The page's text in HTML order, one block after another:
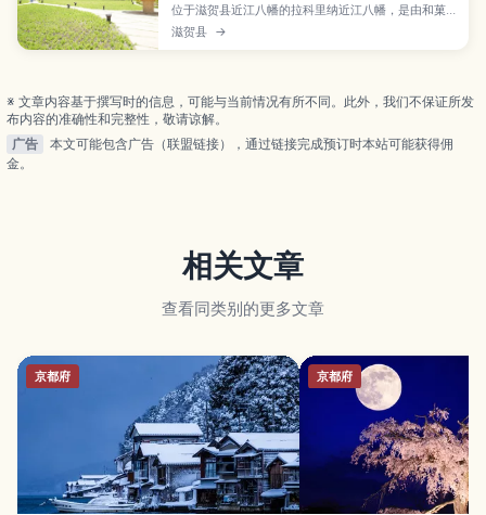
位于滋贺县近江八幡的拉科里纳近江八幡，是由和菓
子老店种屋集团打造的体验型甜点乐园，以草顶建筑
与自然景观闻名。文章将介绍必吃的Club Harie年轮
滋贺县 →
※ 文章内容基于撰写时的信息，可能与当前情况有所不同。此外，我们不保证所发
布内容的准确性和完整性，敬请谅解。
广告
本文可能包含广告（联盟链接），通过链接完成预订时本站可能获得佣
金。
相关文章
查看同类别的更多文章
京都府 京都府